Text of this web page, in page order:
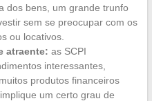
dos bens, um grande trunfo
sem se preocupar com os
ou locativos.
atraente: as SCPI
interessantes,
produtos financeiros
um certo grau de